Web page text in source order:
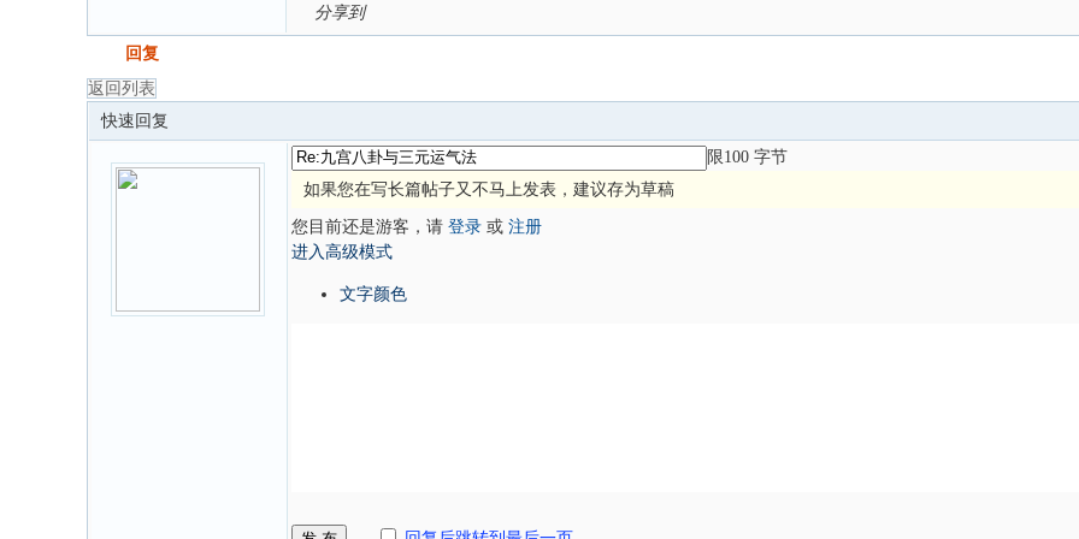
分享到
回复
返回列表
快速回复
限100 字节
如果您在写长篇帖子又不马上发表，建议存为草稿
您目前还是游客，请 登录 或 注册
进入高级模式
文字颜色